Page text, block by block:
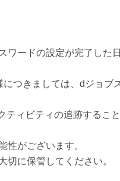
ワードの設定が完了した
つきましては、dジョブ
ティビティの追跡するこ
がございます。
切に保管してください。